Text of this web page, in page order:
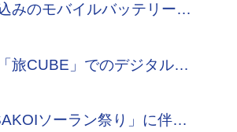
お客様お持ち込みのモバイルバッテリーについてのお願い
空港連絡バス「旅CUBE」でのデジタルチケット販売について
「第34回YOSAKOIソーラン祭り」に伴う停留所休止・迂回運行について